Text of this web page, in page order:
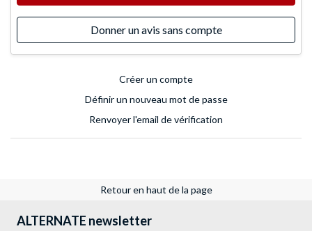
Donner un avis sans compte
Créer un compte
Définir un nouveau mot de passe
Renvoyer l'email de vérification
Retour en haut de la page
ALTERNATE newsletter